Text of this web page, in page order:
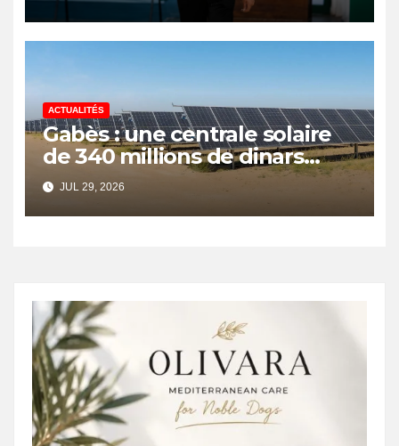
ACTUALITÉS
Gabès : une centrale solaire
de 340 millions de dinars
pour renforcer la transition
énergétique et créer 400
emplois
JUL 29, 2026